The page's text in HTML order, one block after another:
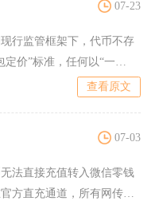
07-23
行监管框架下，代币不存
定价”标准，任何以“一
查看原文
07-03
法直接充值转入微信零钱
方直充通道，所有网传一